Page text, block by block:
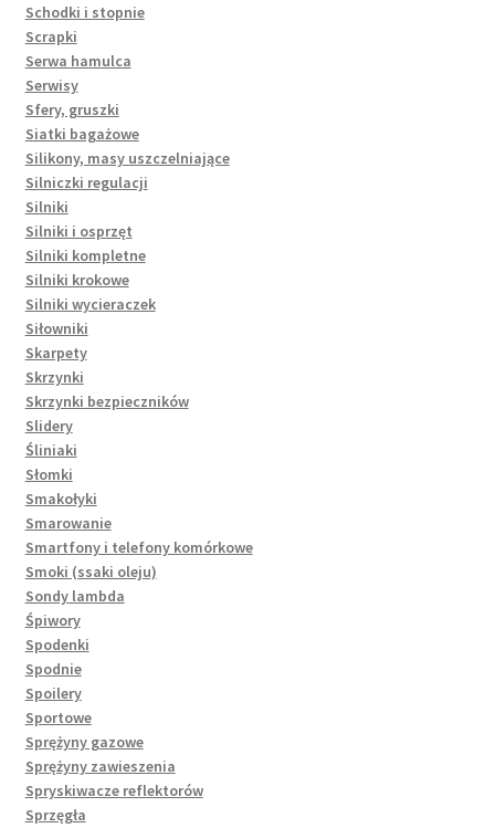
Schodki i stopnie
Scrapki
Serwa hamulca
Serwisy
Sfery, gruszki
Siatki bagażowe
Silikony, masy uszczelniające
Silniczki regulacji
Silniki
Silniki i osprzęt
Silniki kompletne
Silniki krokowe
Silniki wycieraczek
Siłowniki
Skarpety
Skrzynki
Skrzynki bezpieczników
Slidery
Śliniaki
Słomki
Smakołyki
Smarowanie
Smartfony i telefony komórkowe
Smoki (ssaki oleju)
Sondy lambda
Śpiwory
Spodenki
Spodnie
Spoilery
Sportowe
Sprężyny gazowe
Sprężyny zawieszenia
Spryskiwacze reflektorów
Sprzęgła